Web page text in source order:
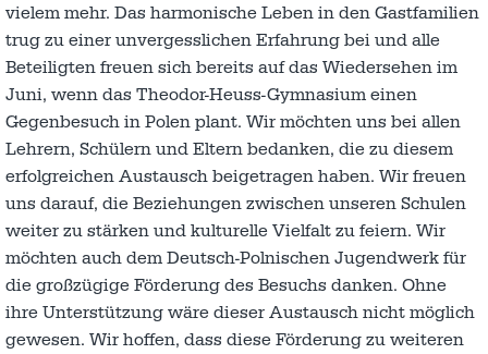
vielem mehr. Das harmonische Leben in den Gastfamilien
trug zu einer unvergesslichen Erfahrung bei und alle
Beteiligten freuen sich bereits auf das Wiedersehen im
Juni, wenn das Theodor-Heuss-Gymnasium einen
Gegenbesuch in Polen plant. Wir möchten uns bei allen
Lehrern, Schülern und Eltern bedanken, die zu diesem
erfolgreichen Austausch beigetragen haben. Wir freuen
uns darauf, die Beziehungen zwischen unseren Schulen
weiter zu stärken und kulturelle Vielfalt zu feiern. Wir
möchten auch dem Deutsch-Polnischen Jugendwerk für
die großzügige Förderung des Besuchs danken. Ohne
ihre Unterstützung wäre dieser Austausch nicht möglich
gewesen. Wir hoffen, dass diese Förderung zu weiteren